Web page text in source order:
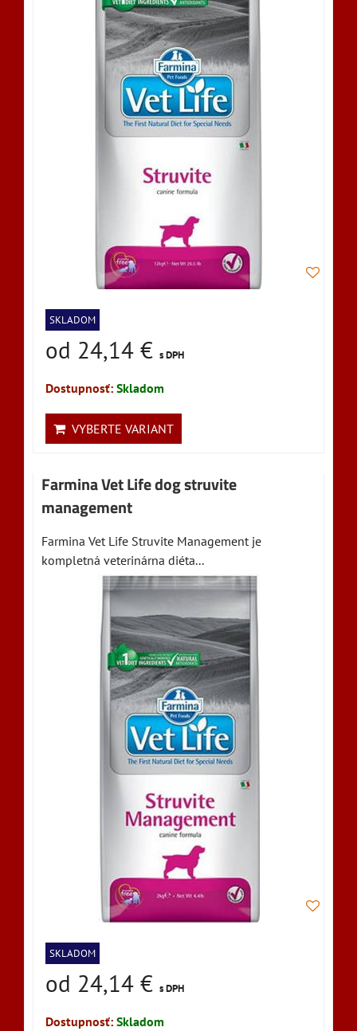
SKLADOM
od 24,14 € s DPH
Dostupnosť: Skladom
VYBERTE VARIANT
Farmina Vet Life dog struvite
management
Farmina Vet Life Struvite Management je
kompletná veterinárna diéta...
SKLADOM
od 24,14 € s DPH
Dostupnosť: Skladom